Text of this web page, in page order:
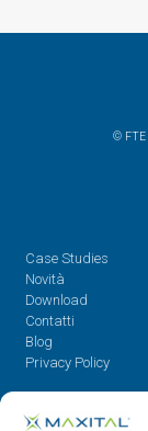
© FTE
Case Studies
Novità
Download
Contatti
Blog
Privacy Policy
Contatti